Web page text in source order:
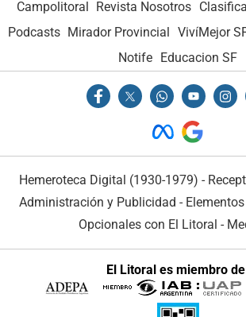
Campolitoral Revista Nosotros
Podcasts Mirador Provincial VivíMejor
Notife Educacion SF
Hemeroteca Digital (1930-1979) -
Administración y Publicidad -
Opcionales con El Litoral -
El Litoral es miembro